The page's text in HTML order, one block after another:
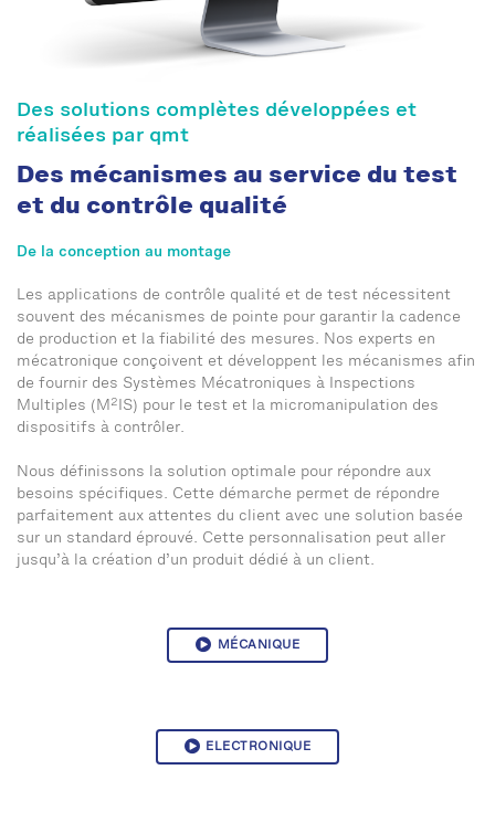
Des solutions complètes développées et
réalisées par qmt
Des mécanismes au service du test
et du contrôle qualité
De la conception au montage
Les applications de contrôle qualité et de test nécessitent
souvent des mécanismes de pointe pour garantir la cadence
de production et la fiabilité des mesures. Nos experts en
mécatronique conçoivent et développent les mécanismes afin
de fournir des Systèmes Mécatroniques à Inspections
Multiples (M 2
IS) pour le test et la micromanipulation des
dispositifs à contrôler.
Nous définissons la solution optimale pour répondre aux
besoins spécifiques. Cette démarche permet de répondre
parfaitement aux attentes du client avec une solution basée
sur un standard éprouvé. Cette personnalisation peut aller
jusqu’à la création d’un produit dédié à un client.
MÉCANIQUE
ELECTRONIQUE